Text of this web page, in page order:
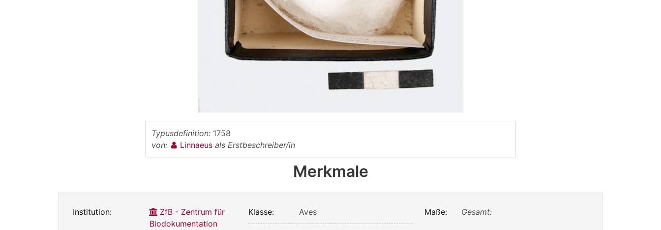
Typusdefinition: 1758
von:
Linnaeus als Erstbeschreiber/in
Merkmale
Institution:
ZfB - Zentrum für
Biodokumentation
Klasse: Aves Maße: Gesamt: